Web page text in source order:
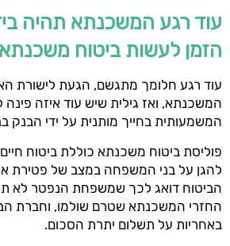
עוד רגע המשכנתא תהיה
הזמן לעשות ביטוח משכנתא
עוד רגע חלומך מתגשם, הגעת לישורת
המשכנתא, ואז גילית שיש עוד איזה
המשמעותית בחייך מותנית על ידי הבנק
פוליסת ביטוח משכנתא כוללת ביטוח
להגן על בני המשפחה במצב של פטירת
הביטוח דואג לכך שמשפחת הנפטר לא
החזרי המשכנתא שטרם שולמו, וחברת
באחריות על תשלום יתרת הסכום.
שעות פעילות:
מחלקת שירות:
כתובת למשלוח דואר:
כתובת המייל שלנו:
elad@el-ad.co.il